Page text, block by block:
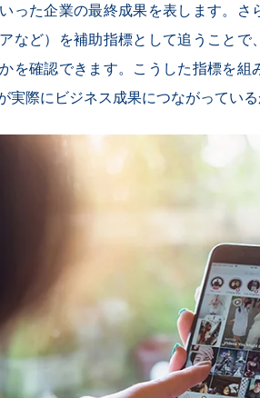
った企業の最終成果を表します。さ
など）を補助指標として追うこと
を確認できます。こうした指標を組
実際にビジネス成果につながっている